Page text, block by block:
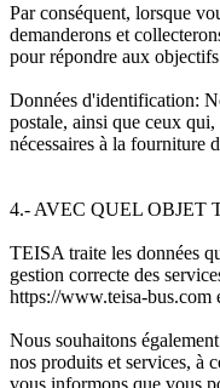
Par conséquent, lorsque
demanderons et
pour répondre aux
Données d'identification:
postale, ainsi que ceux
nécessaires à la fourniture
4.- AVEC QUEL OBJET
TEISA traite les données
gestion correcte des
https://www.teisa-bus.com
Nous souhaitons
nos produits et services, à
vous informons que vous